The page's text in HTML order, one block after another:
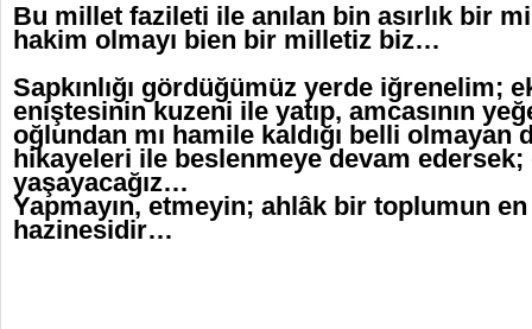
Bu millet fazileti ile anılan bin asırlık bir
hakim olmayı bien bir milletiz biz…
Sapkınlığı gördüğümüz yerde iğrenelim;
eniştesinin kuzeni ile yatıp, amcasının
oğlundan mı hamile kaldığı belli olmayan
hikayeleri ile beslenmeye devam
yaşayacağız…
Yapmayın, etmeyin; ahlâk bir toplumun en
hazinesidir…